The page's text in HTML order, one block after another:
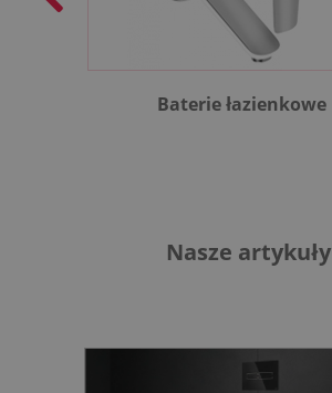
Baterie łazienkowe
Nasze artykuły